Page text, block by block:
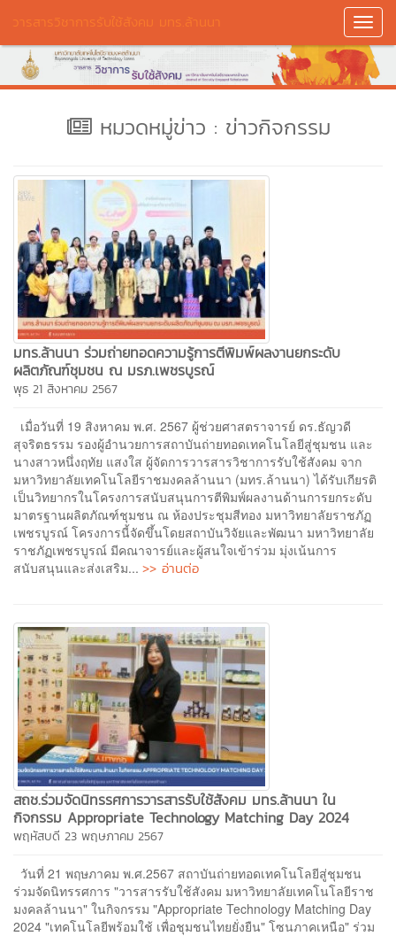
วารสารวิชาการรับใช้สังคม มทร.ล้านนา
หมวดหมู่ข่าว : ข่าวกิจกรรม
มทร.ล้านนา ร่วมถ่ายทอดความรู้การตีพิมพ์ผลงานยกระดับ
ผลิตภัณฑ์ชุมชน ณ มรภ.เพชรบูรณ์
พุธ 21 สิงหาคม 2567
เมื่อวันที่ 19 สิงหาคม พ.ศ. 2567 ผู้ช่วยศาสตราจารย์ ดร.ธัญวดี
สุจริตธรรม รองผู้อำนวยการสถาบันถ่ายทอดเทคโนโลยีสู่ชุมชน และ
นางสาวหนึ่งฤทัย แสงใส ผู้จัดการวารสารวิชาการรับใช้สังคม จาก
มหาวิทยาลัยเทคโนโลยีราชมงคลล้านนา (มทร.ล้านนา) ได้รับเกียรติ
เป็นวิทยากรในโครงการสนับสนุนการตีพิมพ์ผลงานด้านการยกระดับ
มาตรฐานผลิตภัณฑ์ชุมชน ณ ห้องประชุมสีทอง มหาวิทยาลัยราชภัฏ
เพชรบูรณ์ โครงการนี้จัดขึ้นโดยสถาบันวิจัยและพัฒนา มหาวิทยาลัย
ราชภัฏเพชรบูรณ์ มีคณาจารย์และผู้สนใจเข้าร่วม มุ่งเน้นการ
สนับสนุนและส่งเสริม... >> อ่านต่อ
สถช.ร่วมจัดนิทรรศการวารสารรับใช้สังคม มทร.ล้านนา ใน
กิจกรรม Appropriate Technology Matching Day 2024
พฤหัสบดี 23 พฤษภาคม 2567
วันที่ 21 พฤษภาคม พ.ศ.2567 สถาบันถ่ายทอดเทคโนโลยีสู่ชุมชน
ร่วมจัดนิทรรศการ "วารสารรับใช้สังคม มหาวิทยาลัยเทคโนโลยีราช
มงคลล้านนา" ในกิจกรรม "Appropriate Technology Matching Day
2024 "เทคโนโลยีพร้อมใช้ เพื่อชุมชนไทยยั่งยืน" โซนภาคเหนือ" ร่วม